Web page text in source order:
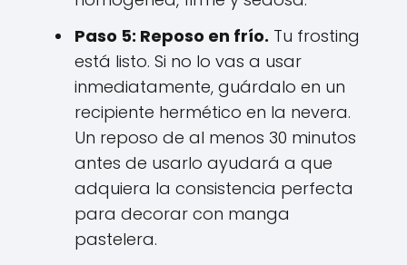
Paso 5: Reposo en frío. Tu frosting
está listo. Si no lo vas a usar
inmediatamente, guárdalo en un
recipiente hermético en la nevera.
Un reposo de al menos 30 minutos
antes de usarlo ayudará a que
adquiera la consistencia perfecta
para decorar con manga
pastelera.